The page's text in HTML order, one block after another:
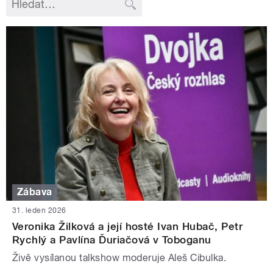
Zábava
31. leden 2026
Veronika Žilková a její hosté Ivan Hubač, Petr
Rychlý a Pavlína Ďuriačová v Toboganu
Živě vysílanou talkshow moderuje Aleš Cibulka.